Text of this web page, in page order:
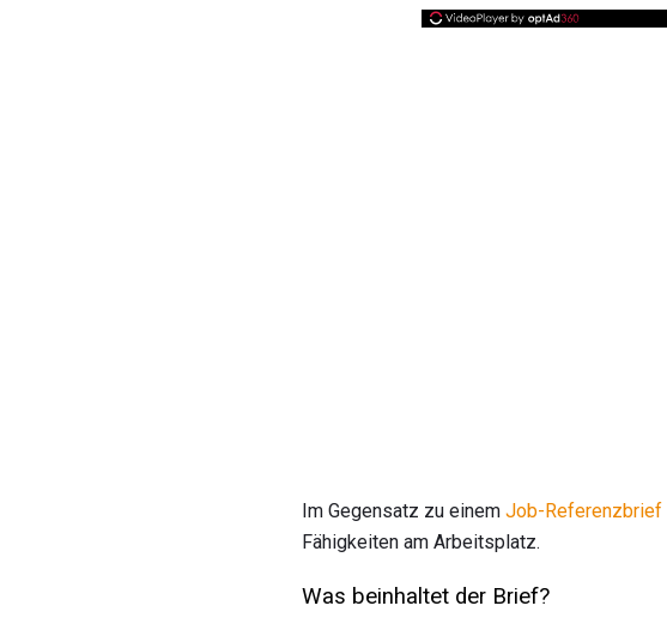
Im Gegensatz zu einem Job-Referenzbrief
Fähigkeiten am Arbeitsplatz.
Was beinhaltet der Brief?